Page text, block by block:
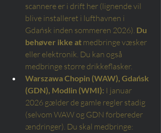
scannere er i drift her (lignende vil
blive installeret i lufthavnen i
Gdańsk inden sommeren 2026). Du
behøver ikke at medbringe væsker
eller elektronik. Du kan også
medbringe større drikkeflasker.
Warszawa Chopin (WAW), Gdańsk
(GDN), Modlin (WMI): I januar
2026 gælder de gamle regler stadig
(selvom WAW og GDN forbereder
ændringer). Du skal medbringe: